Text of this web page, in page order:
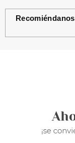
Recomiéndanos